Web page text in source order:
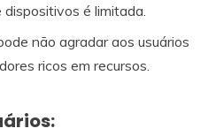
é limitada.
não agradar aos usuários
ricos em recursos.